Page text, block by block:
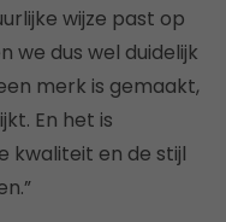
wijze past op
we dus wel duidelijk
merk is gemaakt,
En het is
kwaliteit en de stijl